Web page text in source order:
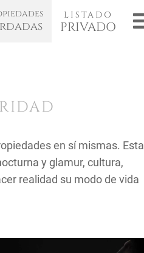
LISTADO
PRIVADO
en sí mismas. Esta
y glamur, cultura,
realidad su modo de vida